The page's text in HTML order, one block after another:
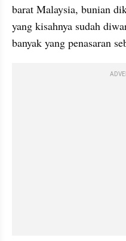
barat Malaysia, bunian
yang kisahnya sudah
banyak yang penasaran